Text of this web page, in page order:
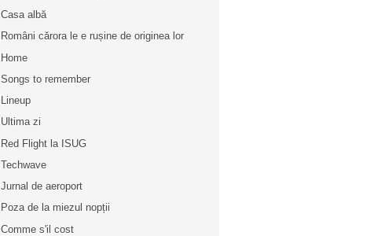
Casa albă
Români cărora le e rușine de originea lor
Home
Songs to remember
Lineup
Ultima zi
Red Flight la ISUG
Techwave
Jurnal de aeroport
Poza de la miezul nopții
Comme s'il cost